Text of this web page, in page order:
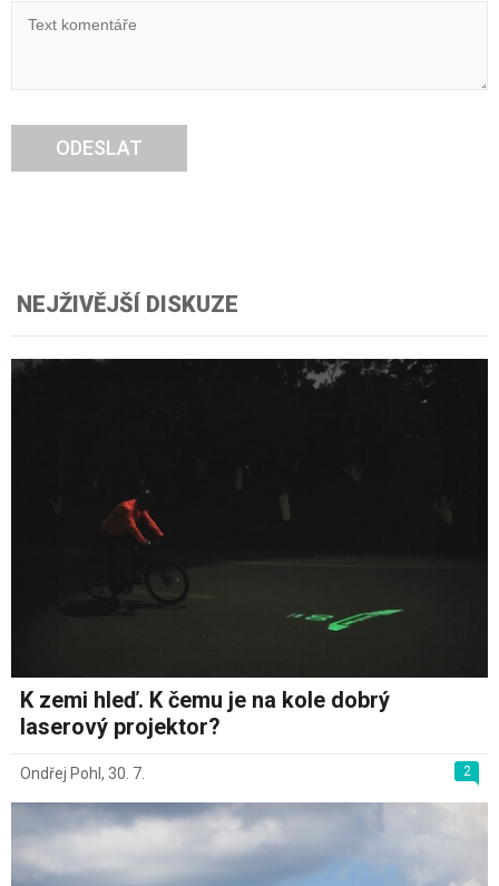
ODESLAT
NEJŽIVĚJŠÍ DISKUZE
K zemi hleď. K čemu je na kole dobrý
laserový projektor?
2
Ondřej Pohl , 30. 7.